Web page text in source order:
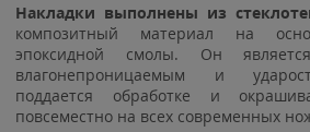
Накладки выполнены из
композитный материал на
эпоксидной смолы. Он
влагонепроницаемым и
поддается обработке и
повсеместно на всех современных